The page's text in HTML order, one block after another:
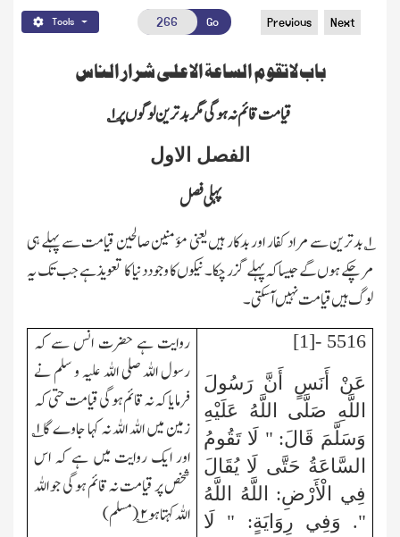
Tools Go Previous Next
باب لا تقوم الساعۃ الا علی شرار الناس
قیامت قائم نہ ہوگی مگر بد ترین لوگوں پر ۱؎
الفصل الاول
پہلی فصل
۱؎ بدترین سے مراد کفار اور بدکار ہیں یعنی مؤمنین صالحین قیامت سے پہلے ہی
مرچکے ہوں گے جیساکہ پہلےگزر چکا۔ نیکوں کا وجود دنیا کا تعویذ ہے جب تک یہ
لوگ ہیں قیامت نہیں آسکتی۔
5516 -[1]
عَنْ أَنَسٍ أَنَّ رَسُولَ
اللَّهِ صَلَّى اللَّهُ عَلَيْهِ
وَسَلَّمَ قَالَ: " لَا تَقُومُ
السَّاعَةُ حَتَّى لَا يُقَالَ
فِي الْأَرْضِ: اللَّهُ اللَّهُ
". وَفِي رِوَايَةٍ: " لَا
روایت ہے حضرت انس سے کہ
رسول اللہ صلی اللہ علیہ و سلم نے
فرمایا کہ نہ قائم ہوگی قیامت حتی کہ
زمین میں اللہ اللہ نہ کہا جاوے گا۱؎
اور ایک روایت میں ہے کہ اس
شخص پر قیامت نہ قائم ہوگی جو اللہ
اللہ کہتا ہو۲؎(مسلم)